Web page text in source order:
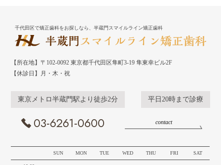
千代田区で矯正歯科をお探しなら、半蔵門スマイルライン矯正歯科
【所在地】〒102-0092 東京都千代田区隼町3-19 隼東幸ビル2F
【休診日】月・木・祝
東京メトロ半蔵門駅より徒歩2分 平日20時まで診療
03-6261-0600 contact
SUN MON TUE WED THU FRI SAT